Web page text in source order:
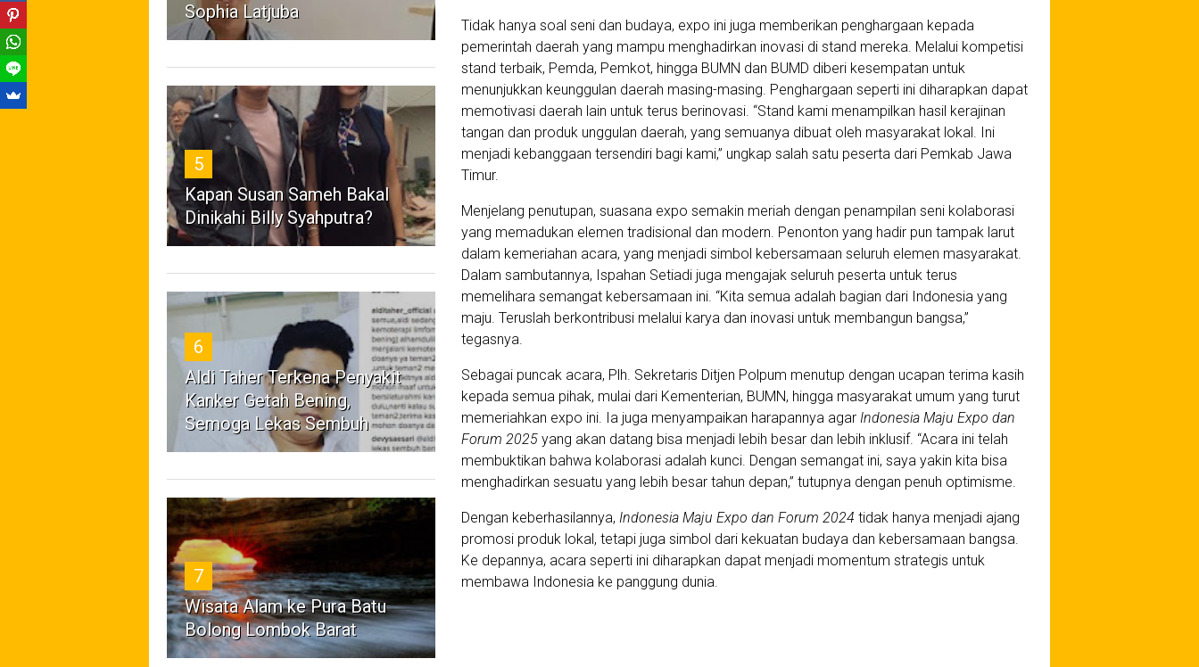
Tidak hanya soal seni dan budaya, expo ini juga memberikan penghargaan kepada
pemerintah daerah yang mampu menghadirkan inovasi di stand mereka. Melalui kompetisi
stand terbaik, Pemda, Pemkot, hingga BUMN dan BUMD diberi kesempatan untuk
menunjukkan keunggulan daerah masing-masing. Penghargaan seperti ini diharapkan dapat
memotivasi daerah lain untuk terus berinovasi. “Stand kami menampilkan hasil kerajinan
tangan dan produk unggulan daerah, yang semuanya dibuat oleh masyarakat lokal. Ini
menjadi kebanggaan tersendiri bagi kami,” ungkap salah satu peserta dari Pemkab Jawa
Timur.
Menjelang penutupan, suasana expo semakin meriah dengan penampilan seni kolaborasi
yang memadukan elemen tradisional dan modern. Penonton yang hadir pun tampak larut
dalam kemeriahan acara, yang menjadi simbol kebersamaan seluruh elemen masyarakat.
Dalam sambutannya, Ispahan Setiadi juga mengajak seluruh peserta untuk terus
memelihara semangat kebersamaan ini. “Kita semua adalah bagian dari Indonesia yang
maju. Teruslah berkontribusi melalui karya dan inovasi untuk membangun bangsa,”
tegasnya.
Sebagai puncak acara, Plh. Sekretaris Ditjen Polpum menutup dengan ucapan terima kasih
kepada semua pihak, mulai dari Kementerian, BUMN, hingga masyarakat umum yang turut
memeriahkan expo ini. Ia juga menyampaikan harapannya agar Indonesia Maju Expo dan
Forum 2025yang akan datang bisa menjadi lebih besar dan lebih inklusif. “Acara ini telah
membuktikan bahwa kolaborasi adalah kunci. Dengan semangat ini, saya yakin kita bisa
menghadirkan sesuatu yang lebih besar tahun depan,” tutupnya dengan penuh optimisme.
Dengan keberhasilannya, Indonesia Maju Expo dan Forum 2024 tidak hanya menjadi ajang
promosi produk lokal, tetapi juga simbol dari kekuatan budaya dan kebersamaan bangsa.
Ke depannya, acara seperti ini diharapkan dapat menjadi momentum strategis untuk
membawa Indonesia ke panggung dunia.
Sophia Latjuba
5
Kapan Susan Sameh Bakal
Dinikahi Billy Syahputra?
6
Aldi Taher Terkena Penyakit
Kanker Getah Bening,
Semoga Lekas Sembuh
7
Wisata Alam ke Pura Batu
Bolong Lombok Barat